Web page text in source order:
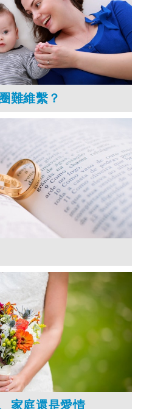
難維繫？
家庭還是愛情